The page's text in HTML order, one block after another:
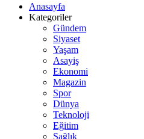
Anasayfa
Kategoriler
Gündem
Siyaset
Yaşam
Asayiş
Ekonomi
Magazin
Spor
Dünya
Teknoloji
Eğitim
Sağlık